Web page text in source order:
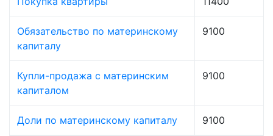
Обязательство по материнскому
капиталу
9100
Купли-продажа с материнским
капиталом
9100
Доли по материнскому капиталу 9100